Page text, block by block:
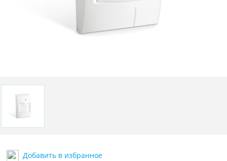
Добавить в избранное